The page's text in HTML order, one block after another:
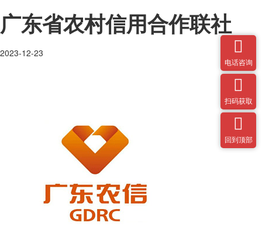
广东省农村信用合作联社
2023-12-23 
电话咨询

扫码获取

回到顶部